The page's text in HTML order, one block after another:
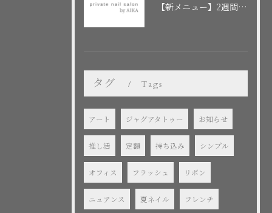
【新メニュー】2週間で消えるお洒落タトゥー「ジャグアタトゥー」はじめました！
タグ Tags
アート ジャグアタトゥー お知らせ
推し活 定額 持ち込み シンプル
オフィス フラッシュ リボン
ニュアンス 夏ネイル フレンチ